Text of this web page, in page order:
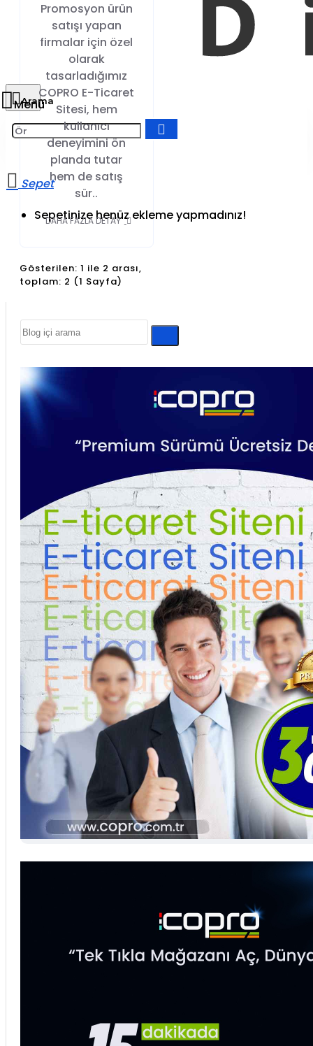
Sepetinize henüz ekleme yapmadınız!
Promosyon ürün
satışı yapan
firmalar için özel
olarak
tasarladığımız
COPRO E-Ticaret
Sitesi, hem
kullanıcı
deneyimini ön
planda tutar
hem de satış
sür..
DAHA FAZLA DETAY
Gösterilen: 1 ile 2 arası,
toplam: 2 (1 Sayfa)